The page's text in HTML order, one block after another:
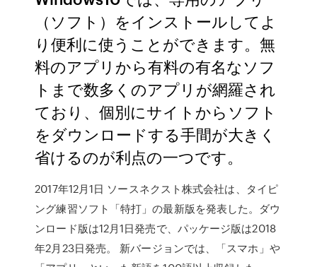
（ソフト）をインストールしてよ
り便利に使うことができます。無
料のアプリから有料の有名なソフ
トまで数多くのアプリが網羅され
ており、個別にサイトからソフト
をダウンロードする手間が大きく
省けるのが利点の一つです。
2017年12月1日 ソースネクスト株式会社は、タイピ
ング練習ソフト「特打」の最新版を発表した。ダウ
ンロード版は12月1日発売で、パッケージ版は2018
年2月23日発売。 新バージョンでは、「スマホ」や